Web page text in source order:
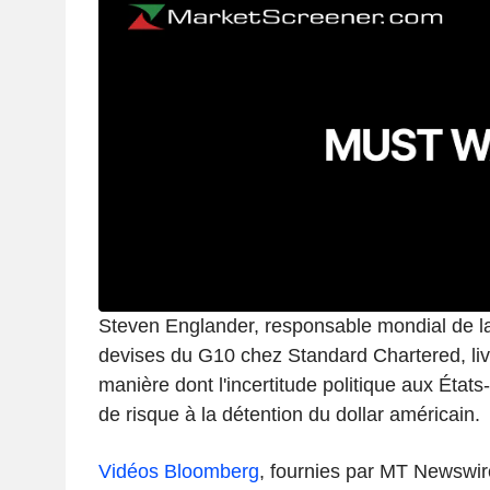
Steven Englander, responsable mondial de
devises du G10 chez Standard Chartered,
manière dont l'incertitude politique aux
de risque à la détention du dollar américain.
Vidéos Bloomberg, fournies par MT